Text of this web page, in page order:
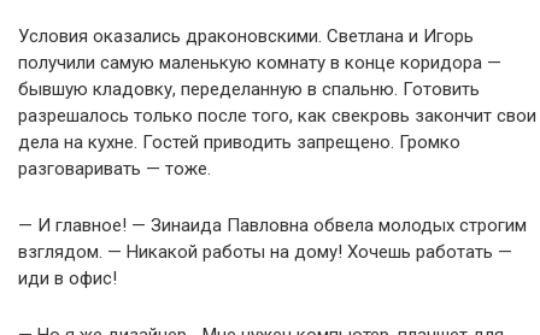
Условия оказались драконовскими. Светлана и Игорь
получили самую маленькую комнату в конце коридора —
бывшую кладовку, переделанную в спальню. Готовить
разрешалось только после того, как свекровь закончит свои
дела на кухне. Гостей приводить запрещено. Громко
разговаривать — тоже.
— И главное! — Зинаида Павловна обвела молодых строгим
взглядом. — Никакой работы на дому! Хочешь работать —
иди в офис!